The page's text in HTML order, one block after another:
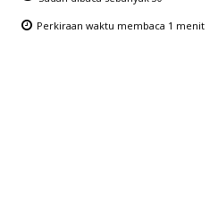
Perkiraan waktu membaca 1 menit